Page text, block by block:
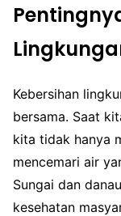
Kebersihan
bersama. Saat
kita tidak hanya
mencemari air
Sungai dan
kesehatan